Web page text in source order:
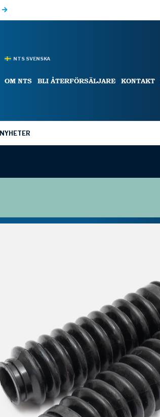
NTS SVENSKA
OM NTS BLI ÅTERFÖRSÄLJARE KONTAKT
NYHETER